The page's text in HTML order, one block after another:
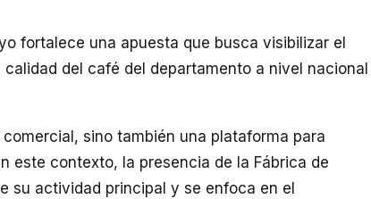
fortalece una apuesta que busca visibilizar el
del café del departamento a nivel nacional
sino también una plataforma para
este contexto, la presencia de la Fábrica de
su actividad principal y se enfoca en el